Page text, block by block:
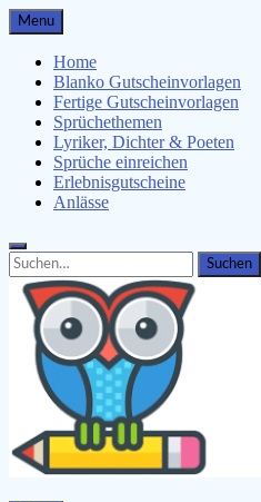
Skip
to
content
Menu
Home
Blanko Gutscheinvorlagen
Fertige Gutscheinvorlagen
Sprüchethemen
Lyriker, Dichter & Poeten
Sprüche einreichen
Erlebnisgutscheine
Anlässe
Search
for:
Search